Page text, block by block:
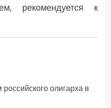
рекомендуется к
олигарха в